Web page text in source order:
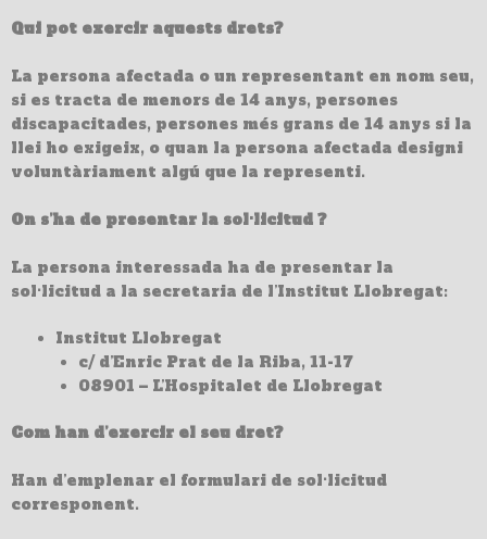
Qui pot exercir aquests drets?
La persona afectada o un representant en nom seu,
si es tracta de menors de 14 anys, persones
discapacitades, persones més grans de 14 anys si la
llei ho exigeix, o quan la persona afectada designi
voluntàriament algú que la representi.
On s’ha de presentar la sol·licitud ?
La persona interessada ha de presentar la
sol·licitud a la secretaria de l’Institut Llobregat:
Institut Llobregat
c/ d’Enric Prat de la Riba, 11-17
08901 – L’Hospitalet de Llobregat
Com han d’exercir el seu dret?
Han d’emplenar el formulari de sol·licitud
corresponent.